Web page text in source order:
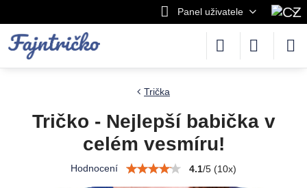
Panel uživatele
Trička
Tričko - Nejlepší babička v
celém vesmíru!
Hodnocení 4.1/5 (10x)